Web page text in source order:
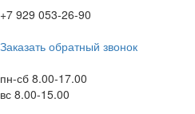
+7 929 053-26-90
Заказать обратный звонок
пн-сб 8.00-17.00
вс 8.00-15.00